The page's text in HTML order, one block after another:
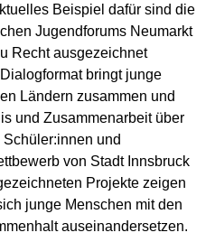
Beispiel dafür sind die
Jugendforums Neumarkt
Recht ausgezeichnet
bringt junge
Ländern zusammen und
und Zusammenarbeit über
und
von Stadt Innsbruck
Projekte zeigen
junge Menschen mit den
auseinandersetzen.